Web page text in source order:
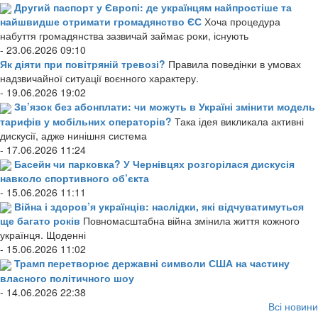
Другий паспорт у Європі: де українцям найпростіше та
найшвидше отримати громадянство ЄС Хоча процедура
набуття громадянства зазвичай займає роки, існують
- 23.06.2026 09:10
Як діяти при повітряній тревозі? Правила поведінки в умовах
надзвичайної ситуації воєнного характеру.
- 19.06.2026 19:02
Зв’язок без абонплати: чи можуть в Україні змінити модель
тарифів у мобільних операторів? Така ідея викликала активні
дискусії, адже нинішня система
- 17.06.2026 11:24
Басейн чи парковка? У Чернівцях розгорілася дискусія
навколо спортивного об’єкта
- 15.06.2026 11:11
Війна і здоров’я українців: наслідки, які відчуватимуться
ще багато років Повномасштабна війна змінила життя кожного
українця. Щоденні
- 15.06.2026 11:02
Трамп перетворює державні символи США на частину
власного політичного шоу
- 14.06.2026 22:38
Всі новини